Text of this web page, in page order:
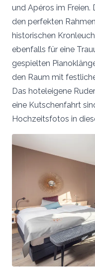
und Apéros im
den perfekten
historischen
ebenfalls für eine
gespielten
den Raum mit
Das hoteleigene
eine Kutschenfahrt
Hochzeitsfotos in